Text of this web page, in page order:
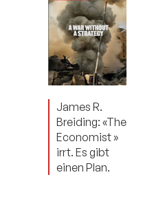
James R.
Breiding: «The
Economist »
irrt. Es gibt
einen Plan.